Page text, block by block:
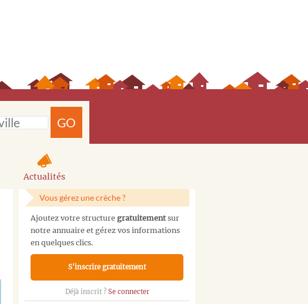
GO
Actualités
Vous gérez une crèche ?
Ajoutez votre structure gratuitementsur
notre annuaire et gérez vos informations
en quelques clics.
S'inscrire gratuitement
Déjà inscrit ? Se connecter